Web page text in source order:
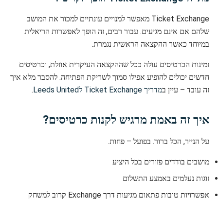
Ticket Exchange מאפשר למנויים עונתיים למכור את המושב
שלהם אם אינם מגיעים. עבור רבים, זה הופך לאפשרות הריאלית
במיוחד כאשר ההקצאה הראשית נגמרת.
זמינות הכרטיסים עולה ככל שההקצאה העיקרית אוזלת, וכרטיסים
חדשים יכולים להופיע אפילו סמוך לשריקת הפתיחה. להסבר מלא איך
זה עובד – עיין במדריך Ticket Exchange לLeeds United .
איך זה באמת מרגיש לקנות כרטיסים?
על הנייר, הכל ברור. בפועל – פחות.
מושבים בודדים פזורים בכל היציע
זוגות נעלמים באמצע התשלום
אפשרויות טובות פתאום מגיעות דרך Exchange קרוב למשחק